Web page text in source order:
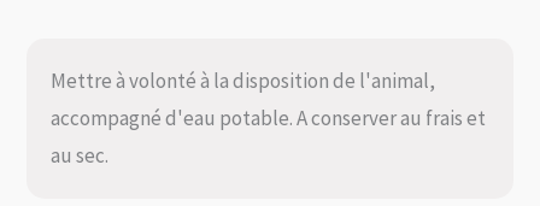
Mettre à volonté à la disposition de l'animal,
accompagné d'eau potable. A conserver au frais et
au sec.